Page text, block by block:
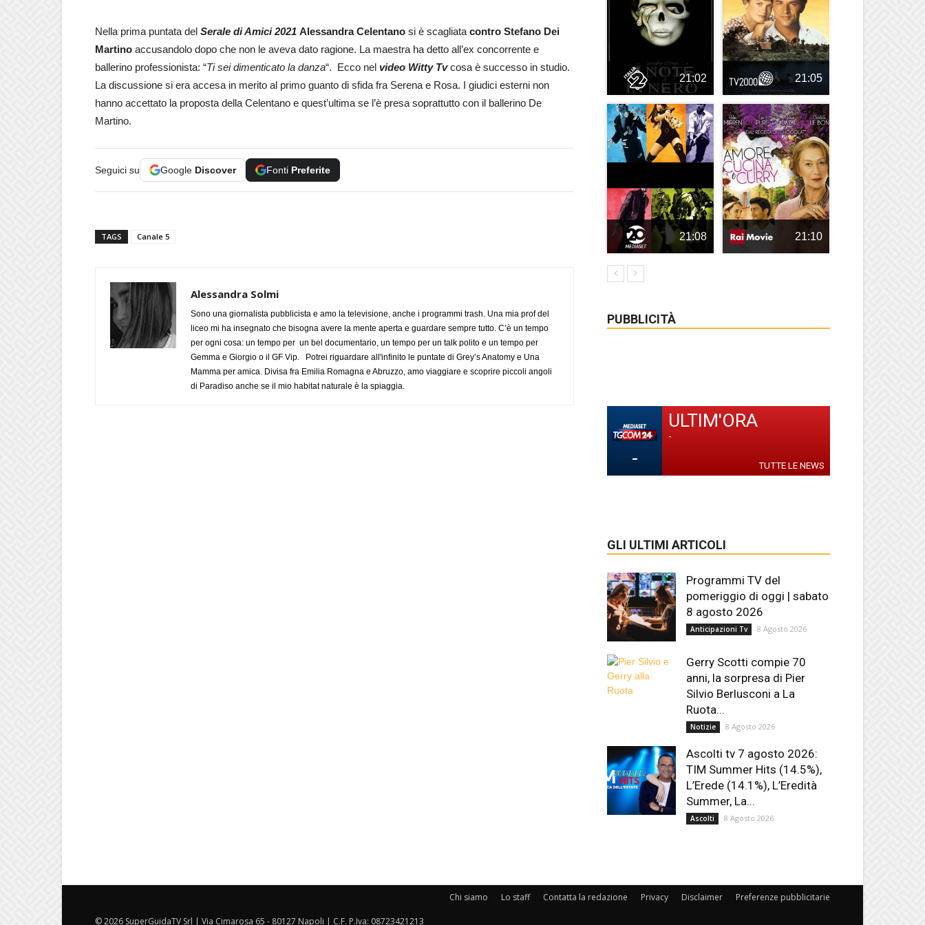
Nella prima puntata del Serale di Amici 2021 Alessandra Celentano si è scagliata contro Stefano Dei
Martino accusandolo dopo che non le aveva dato ragione. La maestra ha detto all’ex concorrente e
ballerino professionista: “Ti sei dimenticato la danza“. Ecco nel video Witty Tv cosa è successo in studio.
La discussione si era accesa in merito al primo guanto di sfida fra Serena e Rosa. I giudici esterni non
hanno accettato la proposta della Celentano e quest’ultima se l’è presa soprattutto con il ballerino De
Martino.
Seguici su Google Discover Fonti Preferite
TAGS Canale 5
Alessandra Solmi
Sono una giornalista pubblicista e amo la televisione, anche i programmi trash. Una mia prof del
liceo mi ha insegnato che bisogna avere la mente aperta e guardare sempre tutto. C’è un tempo
per ogni cosa: un tempo per un bel documentario, un tempo per un talk polito e un tempo per
Gemma e Giorgio o il GF Vip. Potrei riguardare all'infinito le puntate di Grey’s Anatomy e Una
Mamma per amica. Divisa fra Emilia Romagna e Abruzzo, amo viaggiare e scoprire piccoli angoli
di Paradiso anche se il mio habitat naturale è la spiaggia.
21:02 21:05
21:08 21:10
PUBBLICITÀ
-
ULTIM'ORA
-
TUTTE LE NEWS
GLI ULTIMI ARTICOLI
Programmi TV del
pomeriggio di oggi | sabato
8 agosto 2026
Anticipazioni Tv 8 Agosto 2026
Gerry Scotti compie 70
anni, la sorpresa di Pier
Silvio Berlusconi a La
Ruota...
Notizie 8 Agosto 2026
Ascolti tv 7 agosto 2026:
TIM Summer Hits (14.5%),
L’Erede (14.1%), L’Eredità
Summer, La...
Ascolti 8 Agosto 2026
Chi siamo Lo staff Contatta la redazione Privacy Disclaimer Preferenze pubblicitarie
© 2026 SuperGuidaTV Srl | Via Cimarosa 65 - 80127 Napoli | C.F. P.Iva: 08723421213